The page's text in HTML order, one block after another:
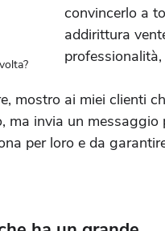
convincerlo a
addirittura
mostro ai miei clienti
ma invia un
per loro e da